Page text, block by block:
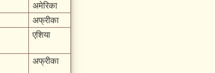
अमेरिका
अफ्रीका
एशिया
अफ्रीका